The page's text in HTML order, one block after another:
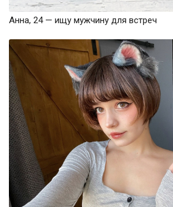
Анна, 24 — ищу мужчину для встреч